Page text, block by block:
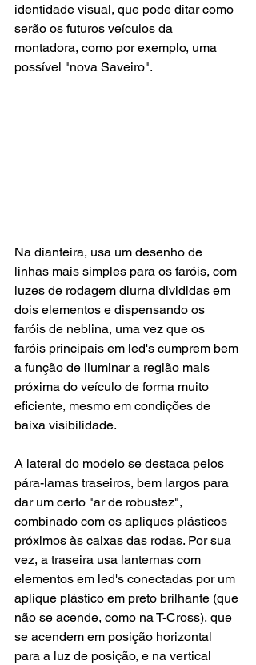
identidade visual, que pode ditar como
serão os futuros veículos da
montadora, como por exemplo, uma
possível "nova Saveiro".
Na dianteira, usa um desenho de
linhas mais simples para os faróis, com
luzes de rodagem diurna divididas em
dois elementos e dispensando os
faróis de neblina, uma vez que os
faróis principais em led's cumprem bem
a função de iluminar a região mais
próxima do veículo de forma muito
eficiente, mesmo em condições de
baixa visibilidade.
A lateral do modelo se destaca pelos
pára-lamas traseiros, bem largos para
dar um certo "ar de robustez",
combinado com os apliques plásticos
próximos às caixas das rodas. Por sua
vez, a traseira usa lanternas com
elementos em led's conectadas por um
aplique plástico em preto brilhante (que
não se acende, como na T-Cross), que
se acendem em posição horizontal
para a luz de posição, e na vertical